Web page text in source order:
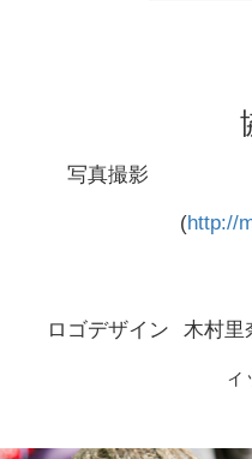
写真撮影
(http://
ロゴデザイン 木村里
ィ